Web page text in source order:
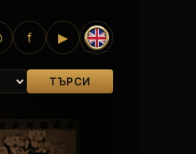
f ▶
ТЪРСИ